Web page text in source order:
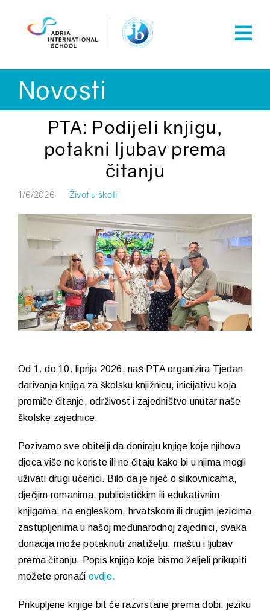
Novosti
PTA: Podijeli knjigu,
potakni ljubav prema
čitanju
1/6/2026 Život u školi
Od 1. do 10. lipnja 2026. naš PTA organizira Tjedan
darivanja knjiga za školsku knjižnicu, inicijativu koja
promiče čitanje, održivost i zajedništvo unutar naše
školske zajednice.
Pozivamo sve obitelji da doniraju knjige koje njihova
djeca više ne koriste ili ne čitaju kako bi u njima mogli
uživati drugi učenici. Bilo da je riječ o slikovnicama,
dječjim romanima, publicističkim ili edukativnim
knjigama, na engleskom, hrvatskom ili drugim jezicima
zastupljenima u našoj međunarodnoj zajednici, svaka
donacija može potaknuti znatiželju, maštu i ljubav
prema čitanju. Popis knjiga koje bismo željeli prikupiti
možete pronaći ovdje.
Prikupljene knjige bit će razvrstane prema dobi, jeziku